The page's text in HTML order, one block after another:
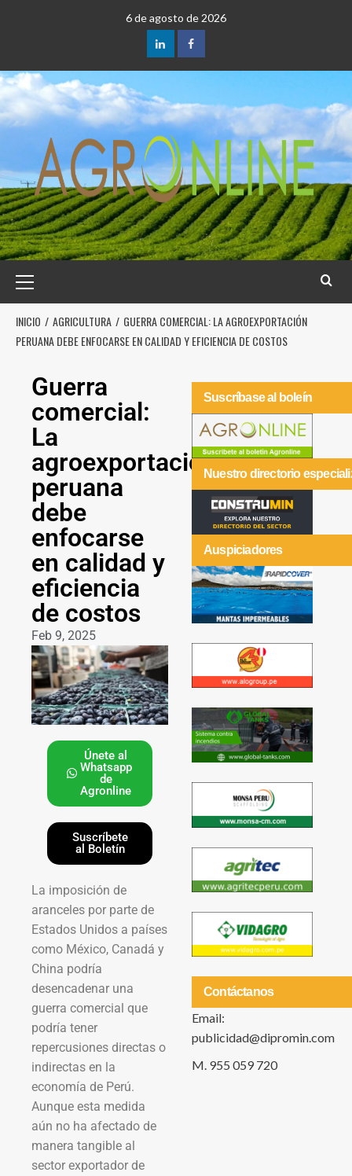
6 de agosto de 2026
INICIO AGRICULTURA
GUERRA COMERCIAL: LA AGROEXPORTACIÓN
PERUANA DEBE ENFOCARSE EN CALIDAD Y EFICIENCIA DE COSTOS
Guerra
comercial:
La
agroexportación
peruana
debe
enfocarse
en calidad y
eficiencia
de costos
Feb 9, 2025
Únete al
Whatsapp
de
Agronline
Suscríbete
al Boletín
La imposición de
aranceles por parte de
Estados Unidos a países
como México, Canadá y
China podría
desencadenar una
guerra comercial que
podría tener
repercusiones directas o
indirectas en la
economía de Perú.
Aunque esta medida
aún no ha afectado de
manera tangible al
sector exportador de
Suscríbase al boleín
Nuestro directorio
Auspiciadores
Contáctanos
Email:
publicidad@dipromin.com
M. 955 059 720